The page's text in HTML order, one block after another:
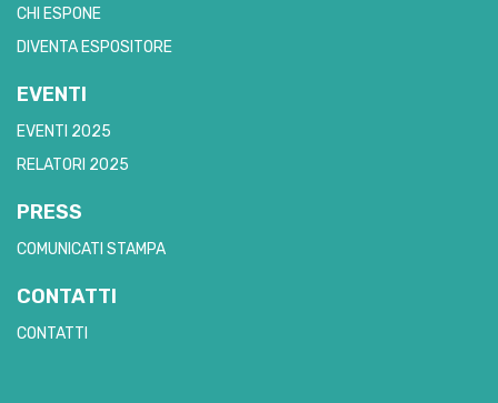
CHI ESPONE
DIVENTA ESPOSITORE
EVENTI
EVENTI 2025
RELATORI 2025
PRESS
COMUNICATI STAMPA
CONTATTI
CONTATTI